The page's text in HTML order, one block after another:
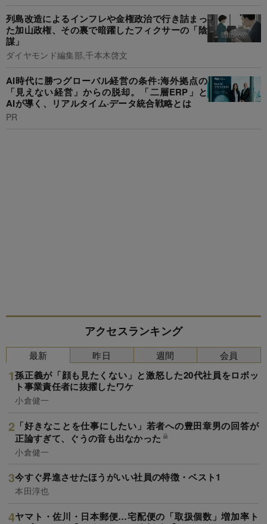
列島改造によるインフレや金権政治で行き詰まっ
た加山政権、その裏で暗躍したフィクサーの「陰
謀」
ダイヤモンド編集部,千本木啓文
AI時代に勝つグローバル経営の条件:海外拠点の
「見えない経営」からの脱却。「二層ERP」と
AIが導く、リアルタイム·データ統合戦略とは
PR
アクセスランキング
最新
孫正義が「顔も見たくない」と激怒した20代社員をロボッ
ト事業責任者に抜擢したワケ
小倉健一
「好きなことを仕事にしたい」若者への豊田章男の回答が
正論すぎて、ぐうの音も出なかった
小倉健一
今すぐ昇進させたほうがいい社員の特徴・ベスト1
本田淳也
ヤマト・佐川・日本郵便…宅配便の「取扱個数」増加率ト
昨日 週間 会員